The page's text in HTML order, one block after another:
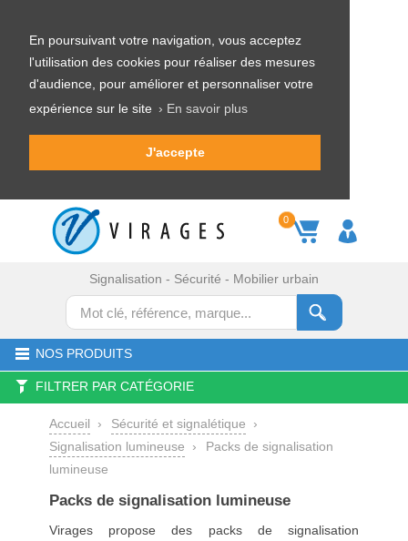
En poursuivant votre navigation, vous acceptez
l'utilisation des cookies pour réaliser des mesures
d'audience, pour améliorer et personnaliser votre
expérience sur le site › En savoir plus
J'accepte
0
Signalisation - Sécurité - Mobilier urbain
NOS PRODUITS
FILTRER PAR CATÉGORIE
Accueil › Sécurité et signalétique
›
Signalisation lumineuse
›
Packs de signalisation
lumineuse
Packs de signalisation lumineuse
Virages propose des packs de signalisation